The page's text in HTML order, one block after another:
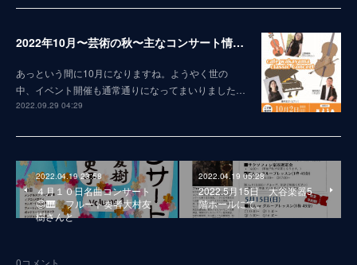
2022年10月〜芸術の秋〜主なコンサート情報😊
あっという間に10月になりますね。ようやく世の
中、イベント開催も通常通りになってまいりました…
2022.09.29 04:29
2022.04.19 23:58
４月１０日名曲コンサート
😊🎹 フルート奏者大村友
樹さんと
2022.04.19 05:28
2022.5月15日 大谷楽器5
階ホールにて。
0コメント